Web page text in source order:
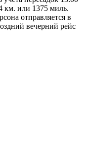
км. или 1375 миль.
отправляется в
вечерний рейс